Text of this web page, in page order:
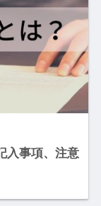
入事項、注意